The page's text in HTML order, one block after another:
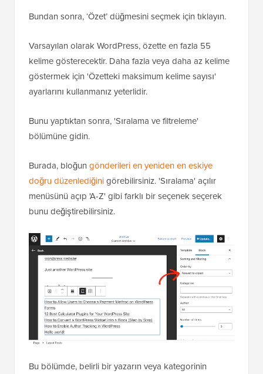
Bundan sonra, ‘Özet’ düğmesini seçmek için tıklayın.
Varsayılan olarak WordPress, özette en fazla 55
kelime gösterecektir. Daha fazla veya daha az kelime
göstermek için 'Özetteki maksimum kelime sayısı'
ayarlarını kullanmanız yeterlidir.
Bunu yaptıktan sonra, 'Sıralama ve filtreleme'
bölümüne gidin.
Burada, bloğun gönderileri en yeniden en eskiye
doğru düzenlediğinigörebilirsiniz. 'Sıralama' açılır
menüsünü açıp 'A-Z' gibi farklı bir seçenek seçerek
bunu değiştirebilirsiniz.
Bu bölümde, belirli bir yazarın veya kategorinin